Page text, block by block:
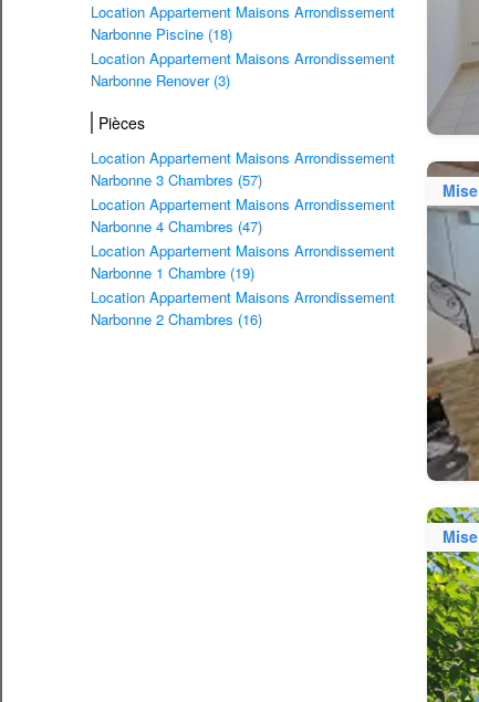
Location Appartement Maisons Arrondissement
Narbonne Piscine (18)
Location Appartement Maisons Arrondissement
Narbonne Renover (3)
Pièces
Location Appartement Maisons Arrondissement
Narbonne 3 Chambres (57)
Location Appartement Maisons Arrondissement
Narbonne 4 Chambres (47)
Location Appartement Maisons Arrondissement
Narbonne 1 Chambre (19)
Location Appartement Maisons Arrondissement
Narbonne 2 Chambres (16)